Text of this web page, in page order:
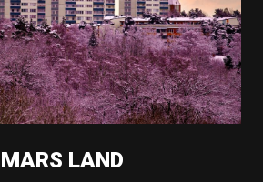
LAND